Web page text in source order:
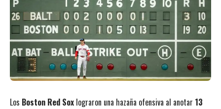
Los Boston Red Sox lograron una hazaña ofensiva al anotar 13